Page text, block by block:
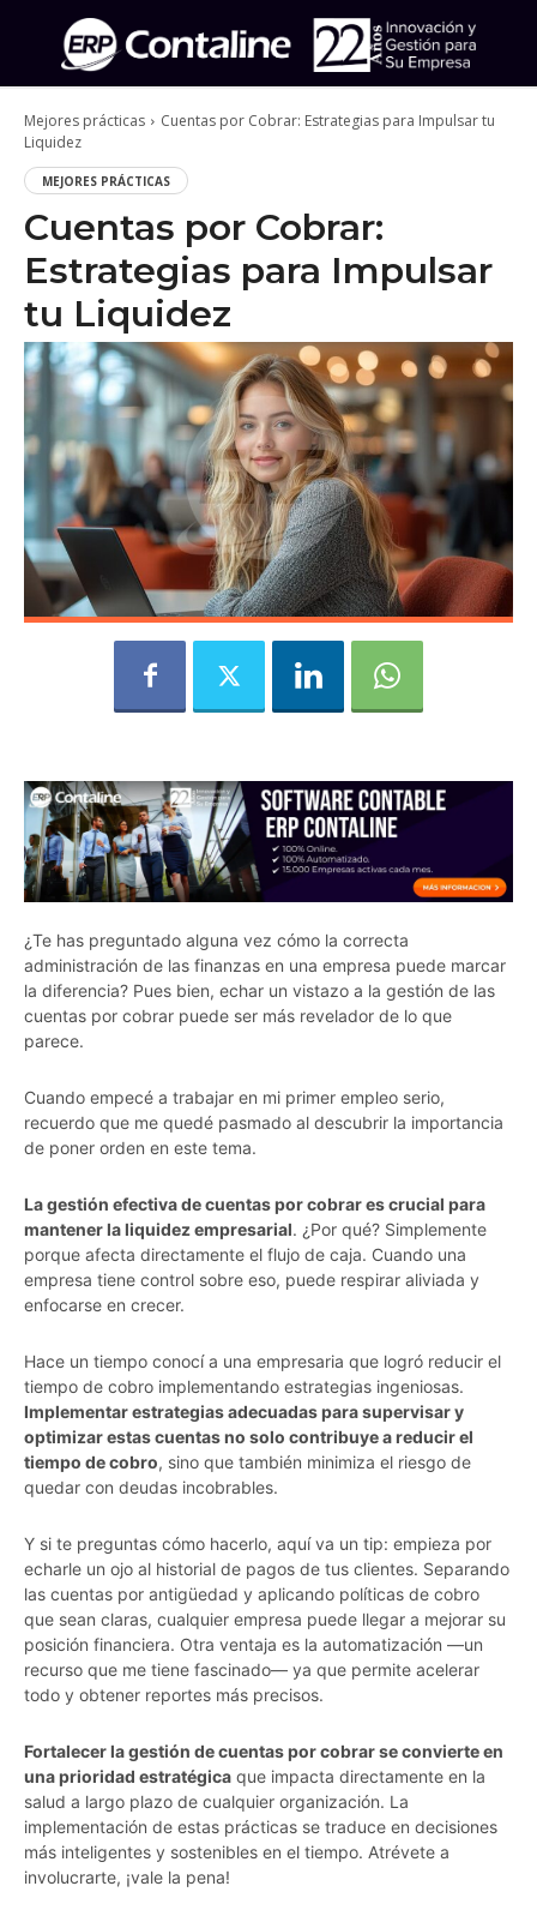
Mejores prácticas
Cuentas por Cobrar: Estrategias para Impulsar tu
Liquidez
MEJORES PRÁCTICAS
Cuentas por Cobrar:
Estrategias para Impulsar
tu Liquidez
¿Te has preguntado alguna vez cómo la correcta
administración de las finanzas en una empresa puede marcar
la diferencia? Pues bien, echar un vistazo a la gestión de las
cuentas por cobrar puede ser más revelador de lo que
parece.
Cuando empecé a trabajar en mi primer empleo serio,
recuerdo que me quedé pasmado al descubrir la importancia
de poner orden en este tema.
La gestión efectiva de cuentas por cobrar es crucial para
mantener la liquidez empresarial. ¿Por qué? Simplemente
porque afecta directamente el flujo de caja. Cuando una
empresa tiene control sobre eso, puede respirar aliviada y
enfocarse en crecer.
Hace un tiempo conocí a una empresaria que logró reducir el
tiempo de cobro implementando estrategias ingeniosas.
Implementar estrategias adecuadas para supervisar y
optimizar estas cuentas no solo contribuye a reducir el
tiempo de cobro, sino que también minimiza el riesgo de
quedar con deudas incobrables.
Y si te preguntas cómo hacerlo, aquí va un tip: empieza por
echarle un ojo al historial de pagos de tus clientes. Separando
las cuentas por antigüedad y aplicando políticas de cobro
que sean claras, cualquier empresa puede llegar a mejorar su
posición financiera. Otra ventaja es la automatización —un
recurso que me tiene fascinado— ya que permite acelerar
todo y obtener reportes más precisos.
Fortalecer la gestión de cuentas por cobrar se convierte en
una prioridad estratégica que impacta directamente en la
salud a largo plazo de cualquier organización. La
implementación de estas prácticas se traduce en decisiones
más inteligentes y sostenibles en el tiempo. Atrévete a
involucrarte, ¡vale la pena!